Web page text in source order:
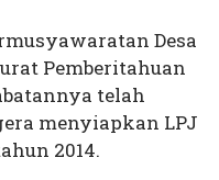
Desa
Pemberitahuan
telah
menyiapkan LPJ
2014.